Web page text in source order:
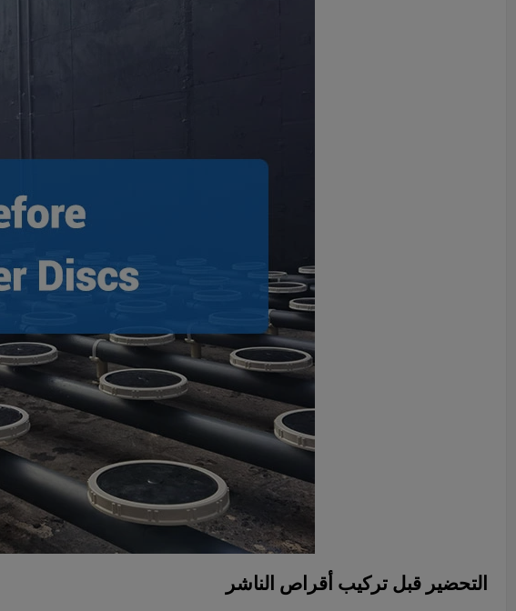
التحضير قبل تركيب أقراص الناشر